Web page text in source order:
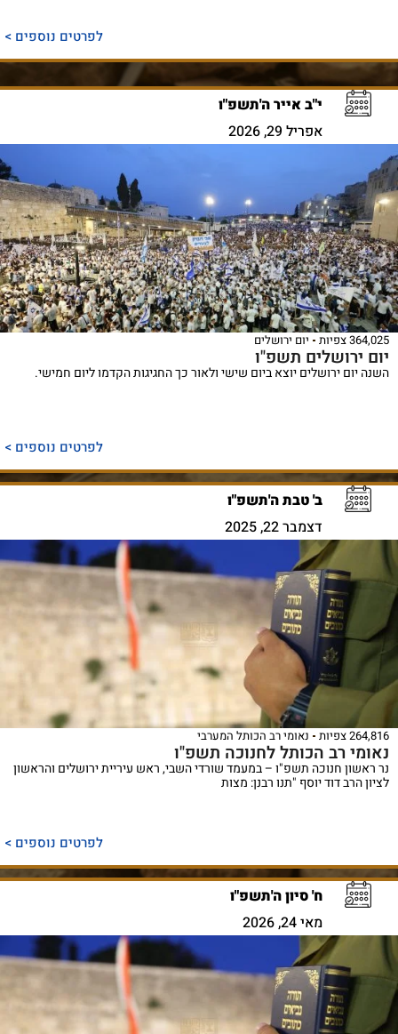
לפרטים נוספים >
י"ב אייר ה'תשפ"ו
אפריל 29, 2026
364,025 צפיות יום ירושלים
יום ירושלים תשפ"ו
השנה יום ירושלים יוצא ביום שישי ולאור כך החגיגות הקדמו ליום חמישי.
לפרטים נוספים >
ב' טבת ה'תשפ"ו
דצמבר 22, 2025
264,816 צפיות נאומי רב הכותל המערבי
נאומי רב הכותל לחנוכה תשפ"ו
נר ראשון חנוכה תשפ"ו – במעמד שורדי השבי, ראש עיריית ירושלים והראשון
לציון הרב דוד יוסף "תנו רבנן: מצות
לפרטים נוספים >
ח' סיון ה'תשפ"ו
מאי 24, 2026